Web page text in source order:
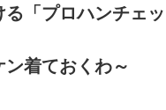
「プロハンチェ
着ておくわ～